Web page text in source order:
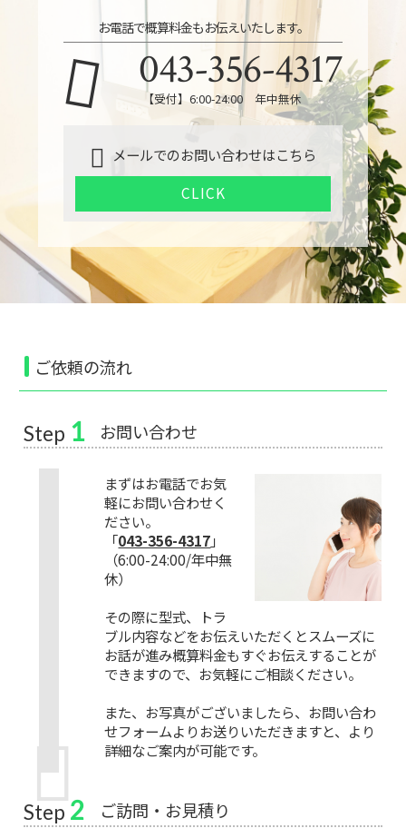
お電話で概算料金もお伝えいたします。
043-356-4317
【受付】6:00-24:00 年中無休
メールでのお問い合わせはこちら
CLICK
ご依頼の流れ
Step 1 お問い合わせ
まずはお電話でお気
軽にお問い合わせく
ださい。
「043-356-4317」
（6:00-24:00/年中無
休）
その際に型式、トラ
ブル内容などをお伝えいただくとスムーズに
お話が進み概算料金もすぐお伝えすることが
できますので、お気軽にご相談ください。
また、お写真がございましたら、お問い合わ
せフォームよりお送りいただきますと、より
詳細なご案内が可能です。
Step 2 ご訪問・お見積り